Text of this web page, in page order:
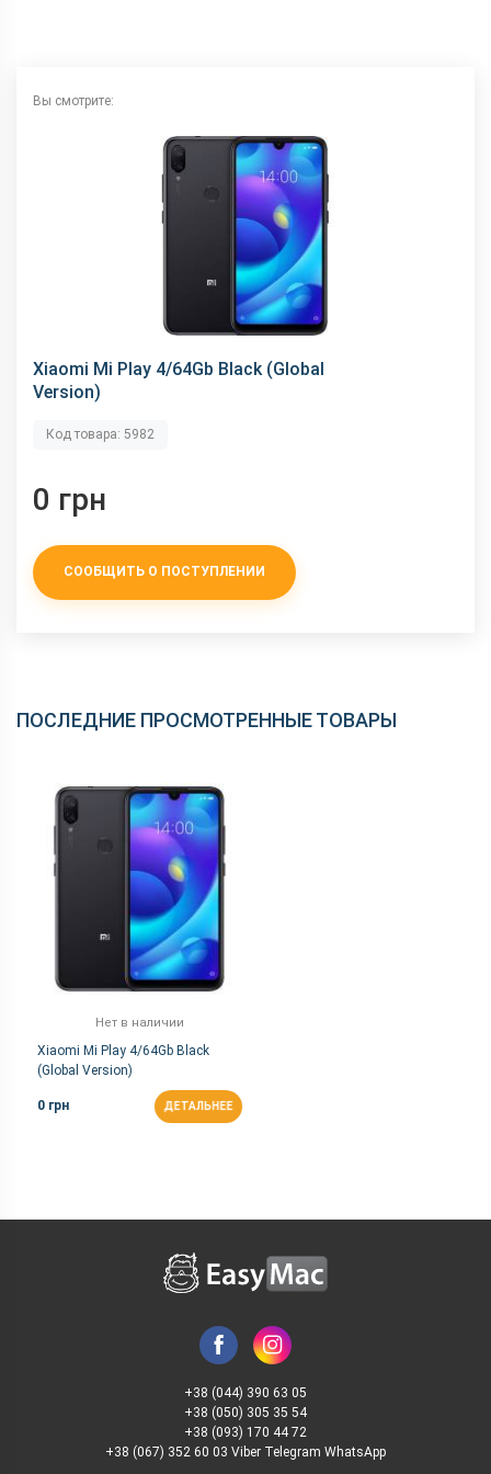
Интерфейсный разъем
Вы смотрите:
Xiaomi Mi Play 4/64Gb Black (Global
Version)
Код товара: 5982
0 грн
СООБЩИТЬ О ПОСТУПЛЕНИИ
ПОСЛЕДНИЕ ПРОСМОТРЕННЫЕ ТОВАРЫ
Нет в наличии
Xiaomi Mi Play 4/64Gb Black
(Global Version)
0 грн ДЕТАЛЬНЕЕ
+38 (044) 390 63 05
+38 (050) 305 35 54
+38 (093) 170 44 72
+38 (067) 352 60 03 Viber Telegram WhatsApp